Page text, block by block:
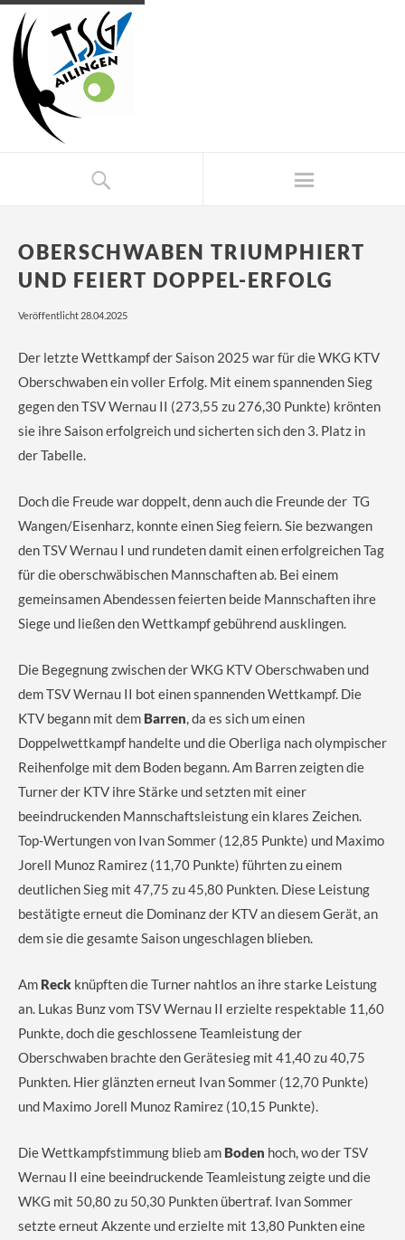
OBERSCHWABEN TRIUMPHIERT
UND FEIERT DOPPEL-ERFOLG
Veröffentlicht 28.04.2025
Der letzte Wettkampf der Saison 2025 war für die WKG KTV
Oberschwaben ein voller Erfolg. Mit einem spannenden Sieg
gegen den TSV Wernau II (273,55 zu 276,30 Punkte) krönten
sie ihre Saison erfolgreich und sicherten sich den 3. Platz in
der Tabelle.
Doch die Freude war doppelt, denn auch die Freunde der TG
Wangen/Eisenharz, konnte einen Sieg feiern. Sie bezwangen
den TSV Wernau I und rundeten damit einen erfolgreichen Tag
für die oberschwäbischen Mannschaften ab. Bei einem
gemeinsamen Abendessen feierten beide Mannschaften ihre
Siege und ließen den Wettkampf gebührend ausklingen.
Die Begegnung zwischen der WKG KTV Oberschwaben und
dem TSV Wernau II bot einen spannenden Wettkampf. Die
KTV begann mit dem Barren, da es sich um einen
Doppelwettkampf handelte und die Oberliga nach olympischer
Reihenfolge mit dem Boden begann. Am Barren zeigten die
Turner der KTV ihre Stärke und setzten mit einer
beeindruckenden Mannschaftsleistung ein klares Zeichen.
Top-Wertungen von Ivan Sommer (12,85 Punkte) und Maximo
Jorell Munoz Ramirez (11,70 Punkte) führten zu einem
deutlichen Sieg mit 47,75 zu 45,80 Punkten. Diese Leistung
bestätigte erneut die Dominanz der KTV an diesem Gerät, an
dem sie die gesamte Saison ungeschlagen blieben.
Am Reck knüpften die Turner nahtlos an ihre starke Leistung
an. Lukas Bunz vom TSV Wernau II erzielte respektable 11,60
Punkte, doch die geschlossene Teamleistung der
Oberschwaben brachte den Gerätesieg mit 41,40 zu 40,75
Punkten. Hier glänzten erneut Ivan Sommer (12,70 Punkte)
und Maximo Jorell Munoz Ramirez (10,15 Punkte).
Die Wettkampfstimmung blieb am Boden hoch, wo der TSV
Wernau II eine beeindruckende Teamleistung zeigte und die
WKG mit 50,80 zu 50,30 Punkten übertraf. Ivan Sommer
setzte erneut Akzente und erzielte mit 13,80 Punkten eine